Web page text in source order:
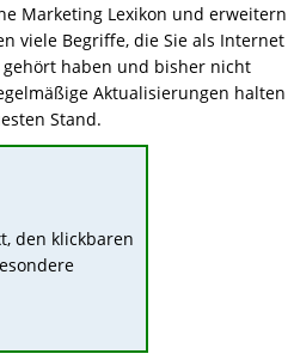
Marketing Lexikon und erweitern
viele Begriffe, die Sie als Internet
haben und bisher nicht
Aktualisierungen halten
Stand.
den klickbaren